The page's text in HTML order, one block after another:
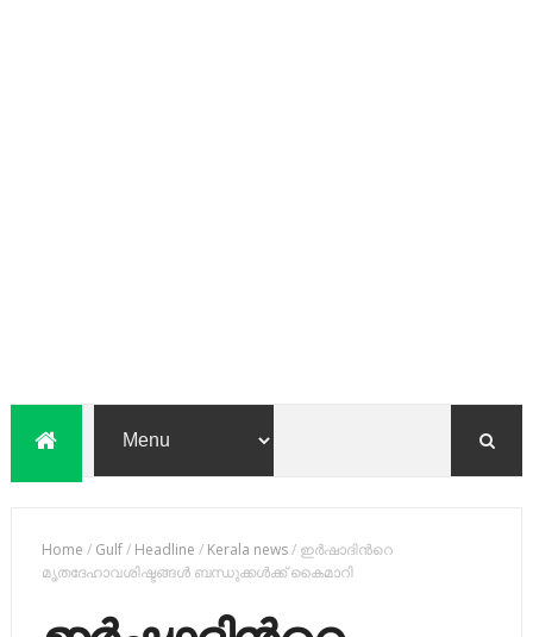
Home / Gulf/ Headline / Kerala news/ ഇർഷാദിന്‍റെ
മൃതദേഹാവശിഷ്ടങ്ങൾ ബന്ധുക്കൾക്ക് കൈമാറി